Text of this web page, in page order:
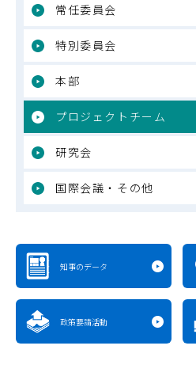
常任委員会
特別委員会
本部
プロジェクトチーム
研究会
国際会議・その他
知事のデータ
政策要請活動